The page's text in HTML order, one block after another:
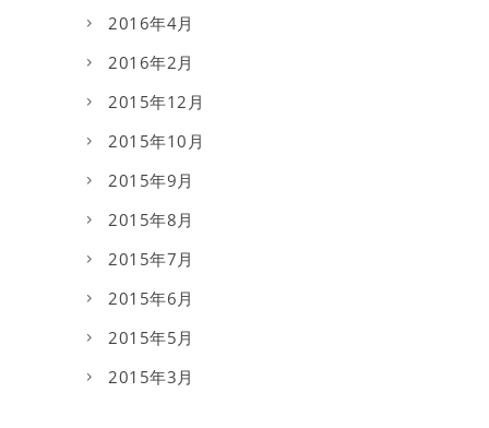
2016年4月
2016年2月
2015年12月
2015年10月
2015年9月
2015年8月
2015年7月
2015年6月
2015年5月
2015年3月